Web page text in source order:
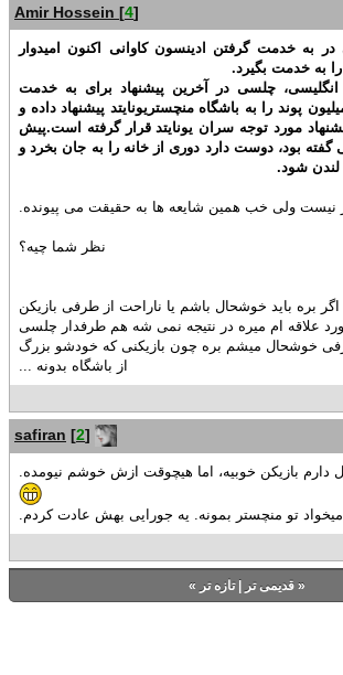
Amir Hossein [4]
به خدمت گرفتن ادینسون کاوانی اکنون امیدوار
به خدمت بگیرد.
چلسی در آخرین پیشنهاد برای به خدمت
وین رونی، ۳۰ میلیون پوند را به باشگاه منچستریونایتد پیشنهاد داده و
مورد توجه سران یونایتد قرار گرفته است.پیش
گفته بود، دوست دارد دوری از خانه را به جان بخرد و
شود.
نیست ولی خب همین شایعه ها به حقیقت می پیونده.
نظر شما چیه؟
بره باید خوشحال باشم یا ناراحت از طرفی بازیکن
علاقه ام میره در نتیجه نمی شه هم طرفدار چلسی
خوشحال میشم بره چون بازیکنی که خودشو بزرگ
از باشگاه بدونه ...
safiran [2]
دارم بازیکن خوبیه، اما هیچوقت ازش خوشم نیومده.
میخواد تو منچستر بمونه. یه جورایی بهش عادت کردم.
« قدیمی تر |تازه‌ تر »